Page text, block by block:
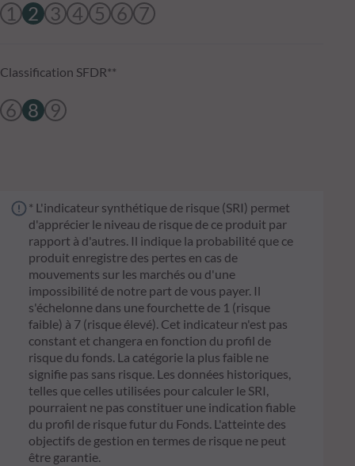
1 2 3 4 5 6 7
Classification SFDR**
6 8 9
* L'indicateur synthétique de risque (SRI) permet
d'apprécier le niveau de risque de ce produit par
rapport à d'autres. Il indique la probabilité que ce
produit enregistre des pertes en cas de
mouvements sur les marchés ou d'une
impossibilité de notre part de vous payer. Il
s'échelonne dans une fourchette de 1 (risque
faible) à 7 (risque élevé). Cet indicateur n'est pas
constant et changera en fonction du profil de
risque du fonds. La catégorie la plus faible ne
signifie pas sans risque. Les données historiques,
telles que celles utilisées pour calculer le SRI,
pourraient ne pas constituer une indication fiable
du profil de risque futur du Fonds. L'atteinte des
objectifs de gestion en termes de risque ne peut
être garantie.